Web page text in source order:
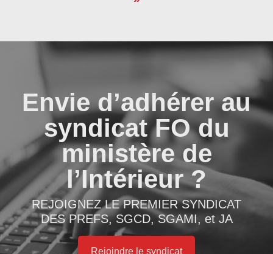
Envie d’adhérer au
syndicat FO du
ministère de
l’Intérieur ?
REJOIGNEZ LE PREMIER SYNDICAT
DES PREFS, SGCD, SGAMI, et JA
Rejoindre le syndicat